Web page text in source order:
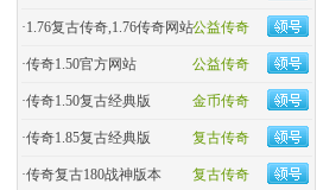
公益传奇
·1.76复古传奇,1.76传奇网站
公益传奇
·传奇1.50官方网站
金币传奇
·传奇1.50复古经典版
复古传奇
·传奇1.85复古经典版
复古传奇
·传奇复古180战神版本